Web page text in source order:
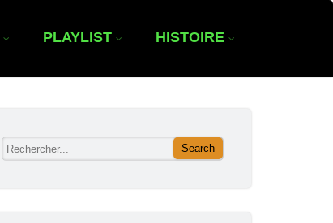
PLAYLIST HISTOIRE